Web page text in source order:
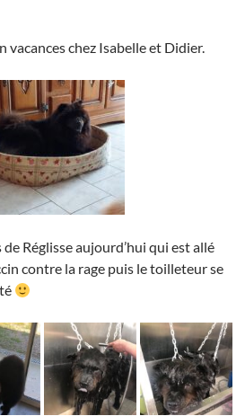
vacances chez Isabelle et Didier.
Réglisse aujourd’hui qui est allé
contre la rage puis le toilleteur se